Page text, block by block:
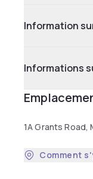
Information
Informations
1A Grants Road,
Comment